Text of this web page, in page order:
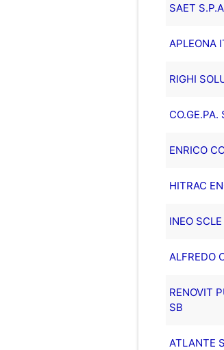
SAET
APLEONA
RIGHI
CO.GE.PA.
ENRICO
HITRAC
INEO
ALFREDO
RENOVIT
SB
ATLANTE